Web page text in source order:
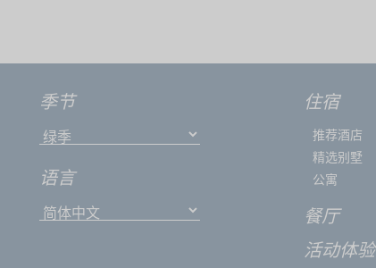
季节
语言
住宿
推荐酒店
精选别墅
公寓
餐厅
活动体验